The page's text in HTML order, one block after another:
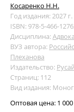
Косаренко Н.Н.
Год издания: 2027 г.
ISBN: 978-5-466-
Дисциплина:
ВУЗ автора:
Плеханова
Издательство:
Страниц: 112
Вид издания:
Оптовая цена: 1